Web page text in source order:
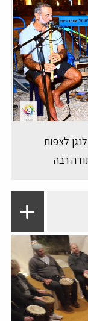
לצפות
רבה